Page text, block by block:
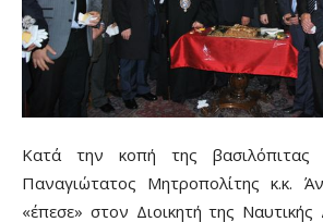
Κατά την κοπή της
Παναγιώτατος Μητροπολίτης κ.κ.
«έπεσε» στον Διοικητή της Ναυτικής